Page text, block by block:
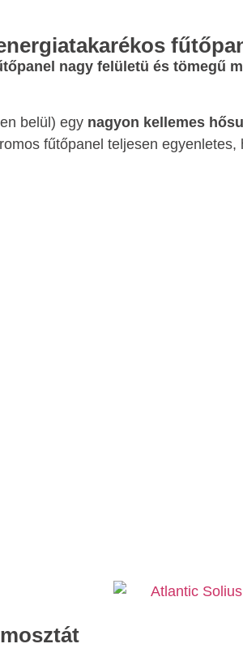
nagy felületü és tömegű
belül) egy nagyon kellemes
fűtőpanel teljesen egyenletes,